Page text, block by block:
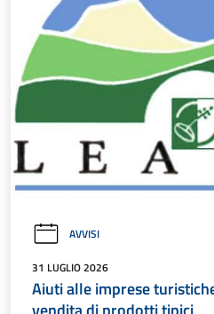
AVVISI
31 LUGLIO 2026
Aiuti alle imprese